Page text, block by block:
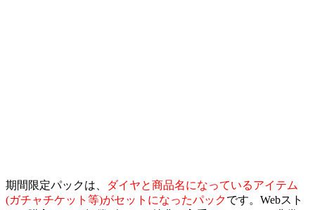
期間限定パックは、
ダイヤと商品名になっているアイテム
(ガチャチケット等)がセットになったパックです。Webスト